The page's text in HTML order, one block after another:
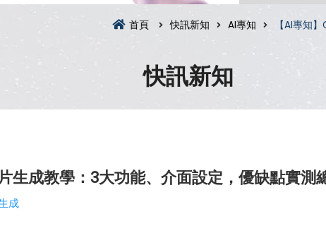
首頁 快訊新知 AI專知 【AI專知
快訊新知
生成教學：3大功能、介面設定，優缺點實測
成